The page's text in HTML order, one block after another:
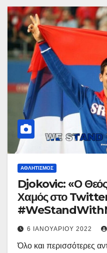
ΑΘΛΗΤΙΣΜΌΣ
Djokovic: «Ο Θεός
Χαμός στο
6 ΙΑΝΟΥΑΡΊΟΥ 2022
Όλο και περισσότερες